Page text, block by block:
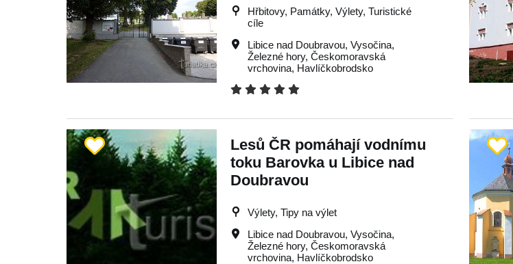
Hřbitovy, Památky, Výlety, Turistické
cíle
Libice nad Doubravou,Vysočina,
Železné hory,Českomoravská
vrchovina, Havlíčkobrodsko
Lesů ČR pomáhají vodnímu
toku Barovka u Libice nad
Doubravou
Výlety, Tipy na výlet
Libice nad Doubravou,Vysočina,
Železné hory,Českomoravská
vrchovina, Havlíčkobrodsko